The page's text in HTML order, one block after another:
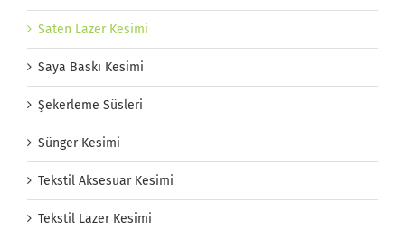
Saten Lazer Kesimi
Saya Baskı Kesimi
Şekerleme Süsleri
Sünger Kesimi
Tekstil Aksesuar Kesimi
Tekstil Lazer Kesimi